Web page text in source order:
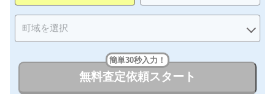
簡単30秒入力！
無料査定依頼スタート